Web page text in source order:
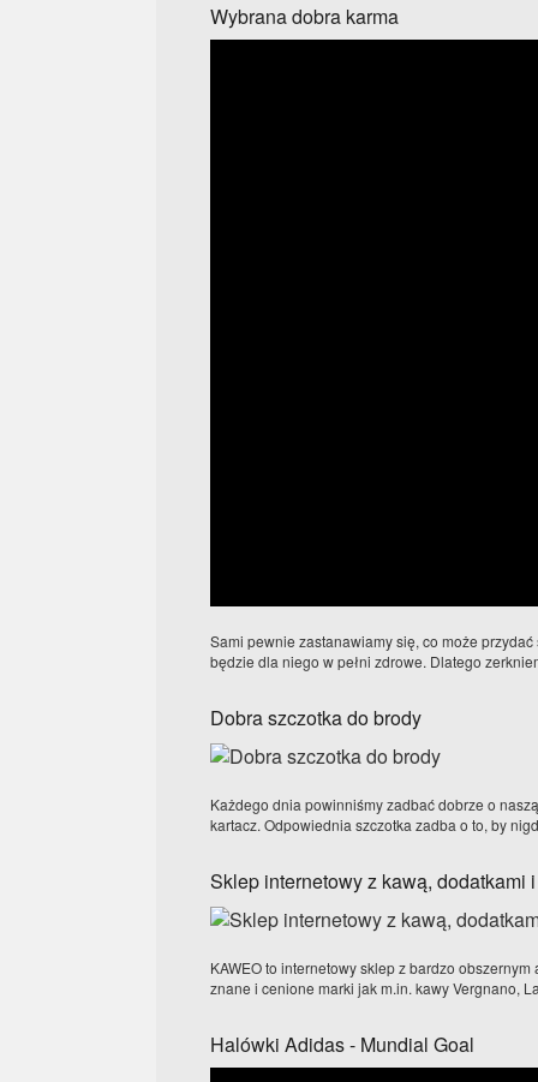
Wybrana dobra karma
Sami pewnie zastanawiamy się, co może
będzie dla niego w pełni zdrowe. Dlatego
Dobra szczotka do brody
Każdego dnia powinniśmy zadbać dobrze o
kartacz. Odpowiednia szczotka zadba o to, by
Sklep internetowy z kawą, dodatkami
KAWEO to internetowy sklep z bardzo
znane i cenione marki jak m.in. kawy Vergnano,
Halówki Adidas - Mundial Goal